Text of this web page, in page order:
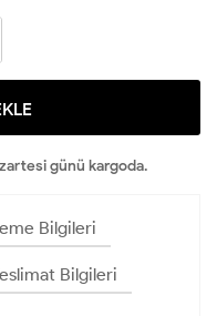
günü kargoda.
Bilgileri
Bilgileri